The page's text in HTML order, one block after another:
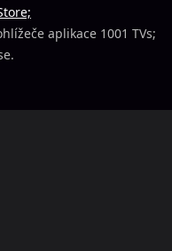
aplikace 1001 TVs;